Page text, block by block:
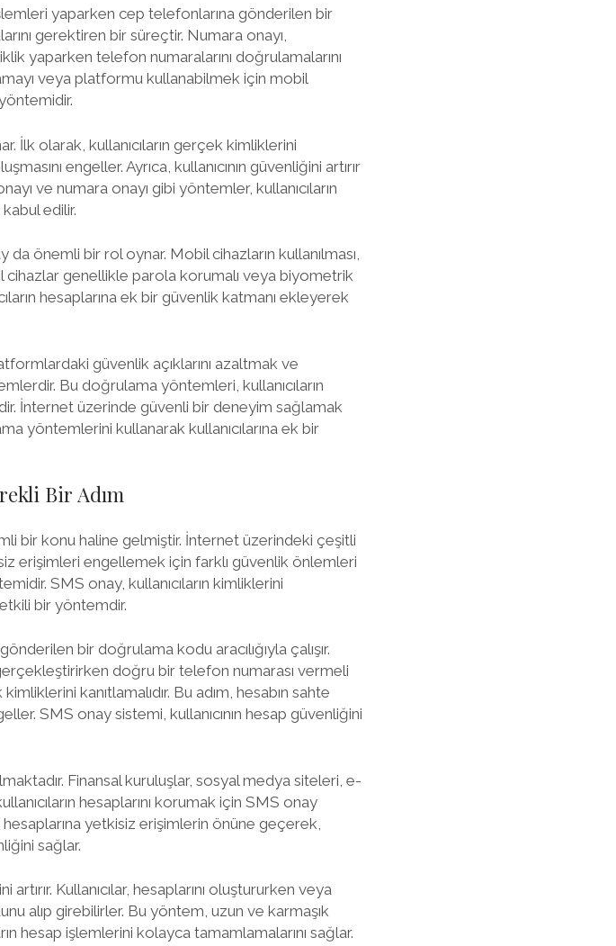
yaparken cep telefonlarına gönderilen bir
gerektiren bir süreçtir. Numara onayı,
yaparken telefon numaralarını doğrulamalarını
veya platformu kullanabilmek için mobil
İlk olarak, kullanıcıların gerçek kimliklerini
engeller. Ayrıca, kullanıcının güvenliğini artırır
ve numara onayı gibi yöntemler, kullanıcıların
edilir.
da önemli bir rol oynar. Mobil cihazların kullanılması,
cihazlar genellikle parola korumalı veya biyometrik
hesaplarına ek bir güvenlik katmanı ekleyerek
güvenlik açıklarını azaltmak ve
Bu doğrulama yöntemleri, kullanıcıların
İnternet üzerinde güvenli bir deneyim sağlamak
yöntemlerini kullanarak kullanıcılarına ek bir
Bir Adım
bir konu haline gelmiştir. İnternet üzerindeki çeşitli
erişimleri engellemek için farklı güvenlik önlemleri
SMS onay, kullanıcıların kimliklerini
bir yöntemdir.
bir doğrulama kodu aracılığıyla çalışır.
doğru bir telefon numarası vermeli
kanıtlamalıdır. Bu adım, hesabın sahte
SMS onay sistemi, kullanıcının hesap güvenliğini
Finansal kuruluşlar, sosyal medya siteleri, e-
hesaplarını korumak için SMS onay
yetkisiz erişimlerin önüne geçerek,
sağlar.
Kullanıcılar, hesaplarını oluştururken veya
alıp girebilirler. Bu yöntem, uzun ve karmaşık
hesap işlemlerini kolayca tamamlamalarını sağlar.